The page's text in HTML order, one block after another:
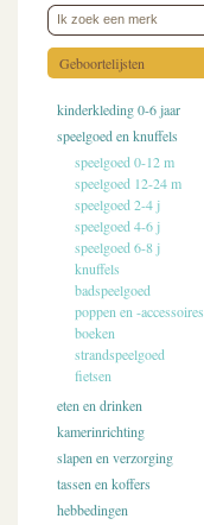
Ik zoek een merk
Geboortelijsten
kinderkleding 0-6 jaar
speelgoed en knuffels
speelgoed 0-12 m
speelgoed 12-24 m
speelgoed 2-4 j
speelgoed 4-6 j
speelgoed 6-8 j
knuffels
badspeelgoed
poppen en -accessoires
boeken
strandspeelgoed
fietsen
eten en drinken
kamerinrichting
slapen en verzorging
tassen en koffers
hebbedingen